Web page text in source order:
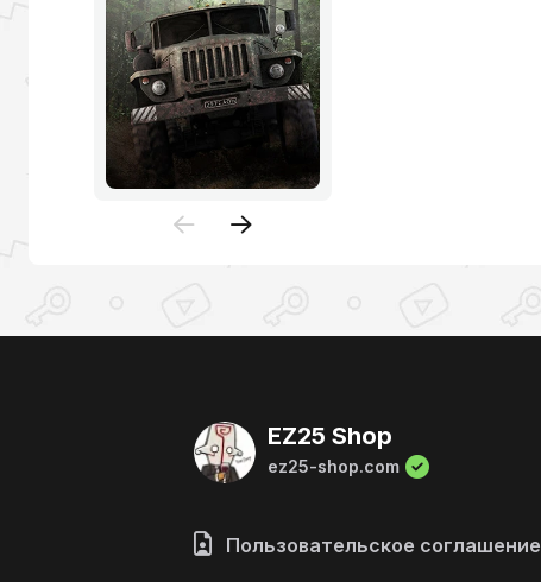
EZ25 Shop
ez25-shop.com
Пользовательское соглашение